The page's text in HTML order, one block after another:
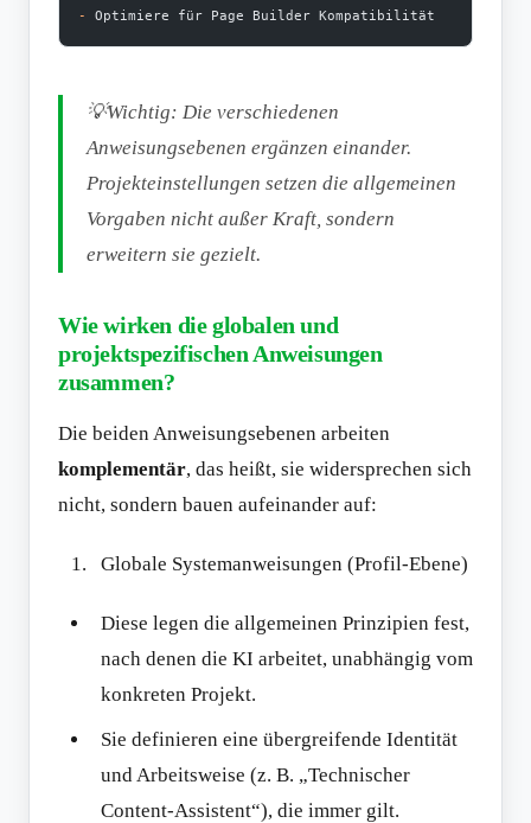
-
Optimiere für Page Builder Kompatibilität
💡Wichtig: Die verschiedenen
Anweisungsebenen ergänzen einander.
Projekteinstellungen setzen die allgemeinen
Vorgaben nicht außer Kraft, sondern
erweitern sie gezielt.
Wie wirken die globalen und
projektspezifischen Anweisungen
zusammen?
Die beiden Anweisungsebenen arbeiten
komplementär, das heißt, sie widersprechen sich
nicht, sondern bauen aufeinander auf:
Globale Systemanweisungen (Profil-Ebene)
Diese legen die allgemeinen Prinzipien fest,
nach denen die KI arbeitet, unabhängig vom
konkreten Projekt.
Sie definieren eine übergreifende Identität
und Arbeitsweise (z. B. „Technischer
Content-Assistent“), die immer gilt.